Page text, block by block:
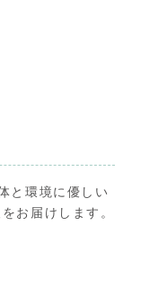
と環境に優しい
お届けします。